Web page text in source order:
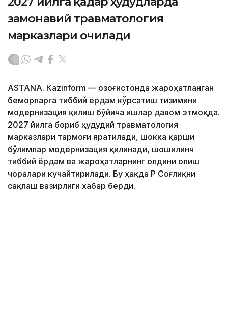
замонавий травматология
марказлари очилади
ASTANА. Кazinform — Қозоғистонда жароҳатланган
беморларга тиббий ёрдам кўрсатиш тизимини
модернизация қилиш бўйича ишлар давом этмоқда.
2027 йилга бориб ҳудудий травматология
марказлари тармоғи яратилади, шокка қарши
бўлимлар модернизация қилинади, шошилинч
тиббий ёрдам ва жароҳатларнинг олдини олиш
чоралари кучайтирилади. Бу ҳақда ҚР Соғлиқни
сақлаш вазирлиги хабар берди.